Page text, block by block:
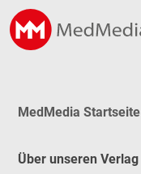
MedMedia Startseite
Über unseren Verlag